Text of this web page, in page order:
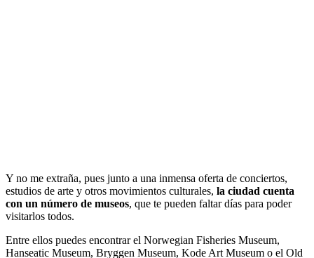
Y no me extraña, pues junto a una inmensa oferta de conciertos,
estudios de arte y otros movimientos culturales, la ciudad cuenta
con un número de museos, que te pueden faltar días para poder
visitarlos todos.
Entre ellos puedes encontrar el Norwegian Fisheries Museum,
Hanseatic Museum, Bryggen Museum, Kode Art Museum o el Old